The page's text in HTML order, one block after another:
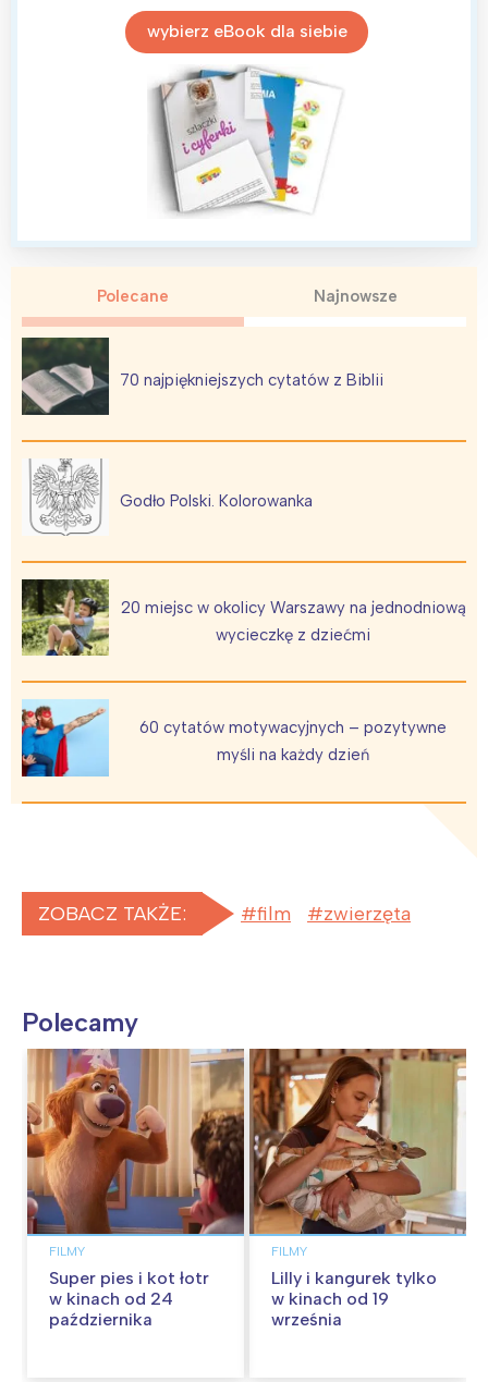
wybierz eBook dla siebie
Polecane Najnowsze
70 najpiękniejszych cytatów z Biblii
Godło Polski. Kolorowanka
20 miejsc w okolicy Warszawy na jednodniową
wycieczkę z dziećmi
60 cytatów motywacyjnych – pozytywne
myśli na każdy dzień
ZOBACZ TAKŻE: film zwierzęta
Polecamy
FILMY
Super pies i kot łotr
w kinach od 24
października
FILMY
Lilly i kangurek tylko
w kinach od 19
września